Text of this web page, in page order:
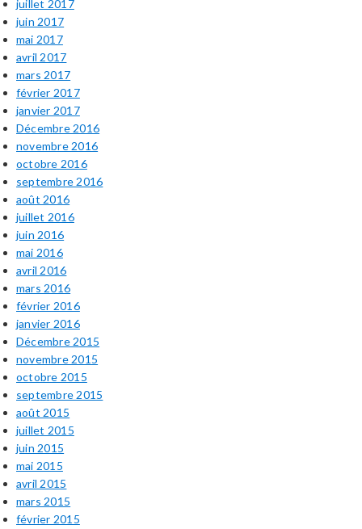
juillet 2017
juin 2017
mai 2017
avril 2017
mars 2017
février 2017
janvier 2017
Décembre 2016
novembre 2016
octobre 2016
septembre 2016
août 2016
juillet 2016
juin 2016
mai 2016
avril 2016
mars 2016
février 2016
janvier 2016
Décembre 2015
novembre 2015
octobre 2015
septembre 2015
août 2015
juillet 2015
juin 2015
mai 2015
avril 2015
mars 2015
février 2015